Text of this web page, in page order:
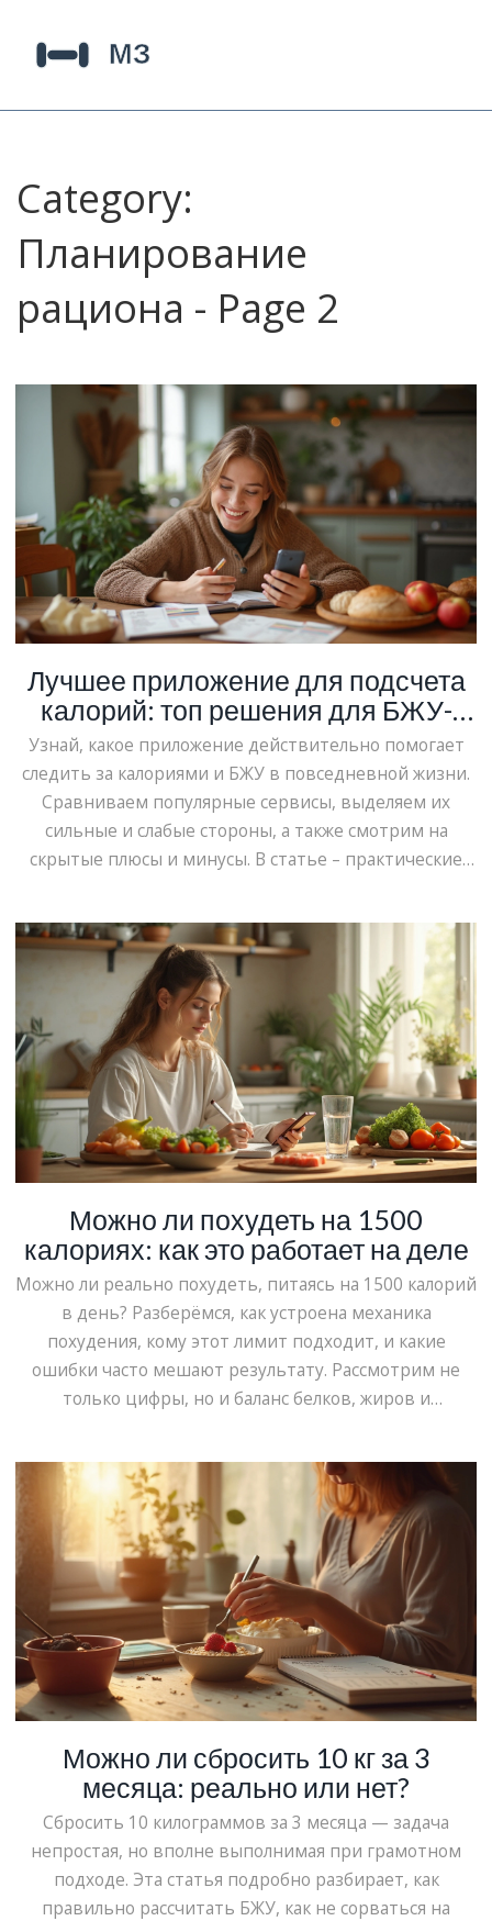
Category:
Планирование
рациона - Page 2
Лучшее приложение для подсчета
калорий: топ решения для БЖУ-
контроля
Узнай, какое приложение действительно помогает
следить за калориями и БЖУ в повседневной жизни.
Сравниваем популярные сервисы, выделяем их
сильные и слабые стороны, а также смотрим на
скрытые плюсы и минусы. В статье – практические
быстрого внесения приемов пищи. Теперь считать
калории можно без занудства и стресса, а результаты
будут радовать не только на весах, но и в зеркале.
Можно ли похудеть на 1500
калориях: как это работает на деле
Можно ли реально похудеть, питаясь на 1500 калорий
в день? Разберёмся, как устроена механика
похудения, кому этот лимит подходит, и какие
ошибки часто мешают результату. Рассмотрим не
только цифры, но и баланс белков, жиров и
разбор — для тех, кто хочет разобраться в теме без
лишних сложностей.
Можно ли сбросить 10 кг за 3
месяца: реально или нет?
Сбросить 10 килограммов за 3 месяца — задача
непростая, но вполне выполнимая при грамотном
подходе. Эта статья подробно разбирает, как
правильно рассчитать БЖУ, как не сорваться на